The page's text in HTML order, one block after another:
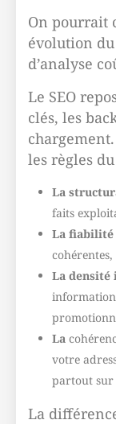
On pourrait
évolution
d’analyse
Le SEO
clés, les
les règles
La
faits
La fiabilité
La
La
votre
partout sur
La